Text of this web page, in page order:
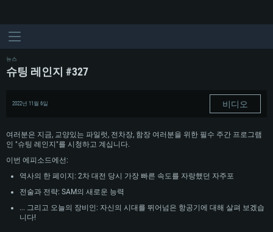
뉴스
슈팅 레인지 #327
2022년 11월 6일 비디오
여러분은 지금, 교양있는 파일럿, 전차장, 함장 여러분을 위한 필수 주간 프로그램
인 "슈팅 레인지"를 시청하고 계십니다.
이번 에피소드에선:
역사의 한 페이지: 2차 대전 당시 가장 빠른 속도를 자랑했던 자주포
전술과 전략: SAM의 새로운 능력
... 그리고 오늘의 장비인: 자신의 시대를 뛰어넘은 항공기에 대해 살펴 보겠습
니다!